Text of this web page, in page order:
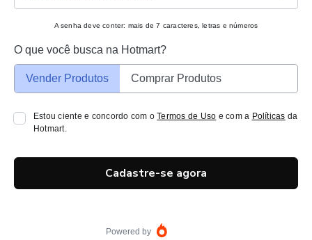
A senha deve conter: mais de 7 caracteres, letras e números
O que você busca na Hotmart?
Vender Produtos Comprar Produtos
Estou ciente e concordo com oTermos de Uso e com a Políticas da
Hotmart.
Cadastre-se agora
Powered by